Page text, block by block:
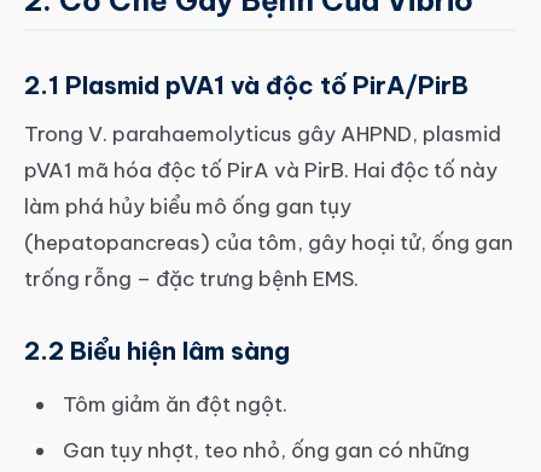
2.1 Plasmid pVA1 và độc tố PirA/PirB
Trong V. parahaemolyticus gây AHPND, plasmid
pVA1 mã hóa độc tố PirA và PirB. Hai độc tố này
làm phá hủy biểu mô ống gan tụy
(hepatopancreas) của tôm, gây hoại tử, ống gan
trống rỗng – đặc trưng bệnh EMS.
2.2 Biểu hiện lâm sàng
Tôm giảm ăn đột ngột.
Gan tụy nhợt, teo nhỏ, ống gan có những